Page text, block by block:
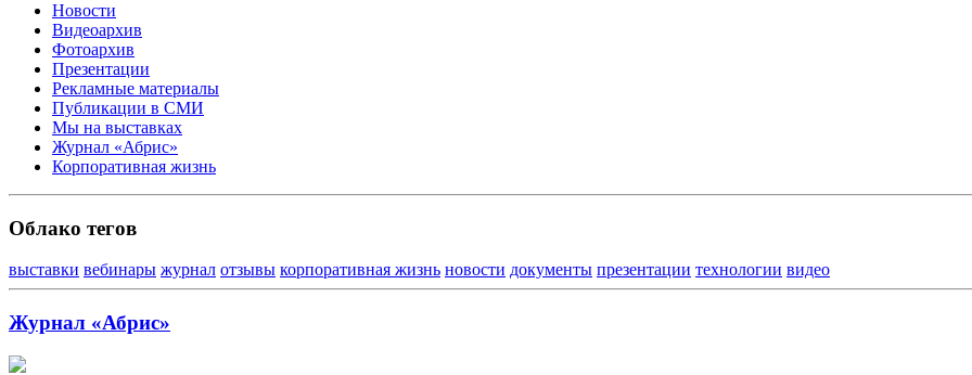
Новости
Видеоархив
Фотоархив
Презентации
Рекламные материалы
Публикации в СМИ
Мы на выставках
Журнал «Абрис»
Корпоративная жизнь
Облако тегов
выставки вебинары журнал отзывы корпоративная жизнь новости документы презентации технологии видео
Журнал «Абрис»